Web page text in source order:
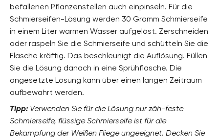
befallenen Pflanzenstellen auch einpinseln. Für die
Schmierseifen-Lösung werden 30 Gramm Schmierseife
in einem Liter warmen Wasser aufgelöst. Zerschneiden
oder raspeln Sie die Schmierseife und schütteln Sie die
Flasche kräftig. Das beschleunigt die Auflösung. Füllen
Sie die Lösung danach in eine Sprühflasche. Die
angesetzte Lösung kann über einen langen Zeitraum
aufbewahrt werden.
Tipp: Verwenden Sie für die Lösung nur zäh-feste
Schmierseife, flüssige Schmierseife ist für die
Bekämpfung der Weißen Fliege ungeeignet. Decken Sie